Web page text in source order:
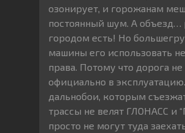
озонирует, и горожанам
постоянный шум. А объезд…
городом есть! Но
машины его использовать
права. Потому что дорога не
официально в
дальнобои, которым
трассы не велят ГЛОНАСС и
просто не могут туда